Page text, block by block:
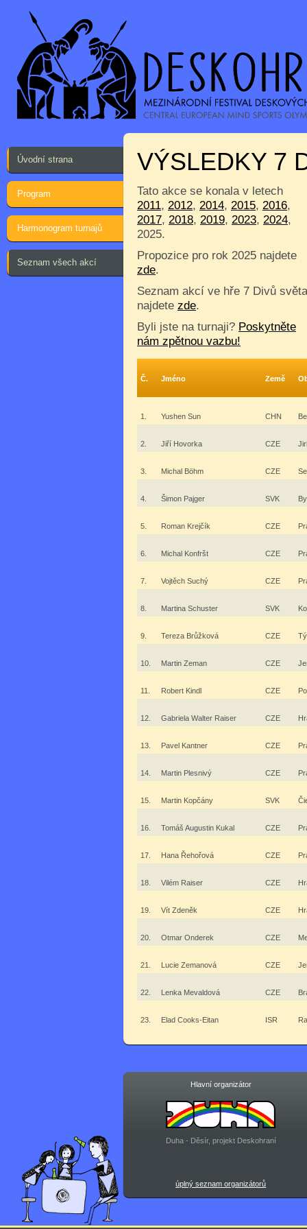
Úvodní strana
Program
Harmonogram turnajů
Seznam všech akcí
VÝSLEDKY 7
Tato akce se konala v letech
2011, 2012, 2014, 2015, 2016,
2017, 2018, 2019, 2023, 2024,
2025.
Propozice pro rok 2025 najdete
zde.
Seznam akcí ve hře 7 Divů světa
najdete zde.
Byli jste na turnaji? Poskytněte
nám zpětnou vazbu!
Č. Jméno Země
1. Yushen Sun CHN
2. Jiří Hovorka CZE
3. Michal Böhm CZE
4. Šimon Pajger SVK
5. Roman Krejčík CZE
6. Michal Konfršt CZE
7. Vojtěch Suchý CZE
8. Martina Schuster SVK
9. Tereza Brůžková CZE
10. Martin Zeman CZE
11. Robert Kindl CZE
12. Gabriela Walter Raiser CZE
13. Pavel Kantner CZE
14. Martin Plesnivý CZE
15. Martin Kopčány SVK
16. Tomáš Augustin Kukal CZE
17. Hana Řehořová CZE
18. Vilém Raiser CZE
19. Vít Zdeněk CZE
20. Otmar Onderek CZE
21. Lucie Zemanová CZE
22. Lenka Mevaldová CZE
23. Elad Cooks-Eitan ISR
Hlavní organizátor
Duha - Děsír, projekt Deskohraní
úplný seznam organizátorů